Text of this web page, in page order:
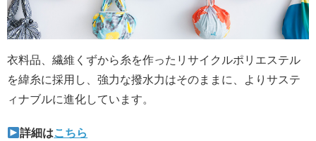
衣料品、繊維くずから糸を作ったリサイクルポリエステル
を緯糸に採用し、強力な撥水力はそのままに、よりサステ
ィナブルに進化しています。
詳細はこちら